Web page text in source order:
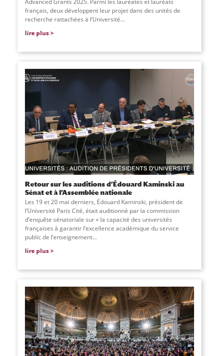
Advanced Grants 2025. Parmi les lauréates et lauréats
français, deux développent leur projet dans des unités de
recherche rattachées à l’Université...
lire plus
Retour sur les auditions d’Édouard Kaminski au
Sénat et à l’Assemblée nationale
Les 19 et 20 mai derniers, Édouard Kaminski, président de
l’Université Paris Cité, était auditionné par la commission
d’enquête sénatoriale sur « la capacité des universités
françaises à garantir l’excellence académique du service
public de l’enseignement...
lire plus